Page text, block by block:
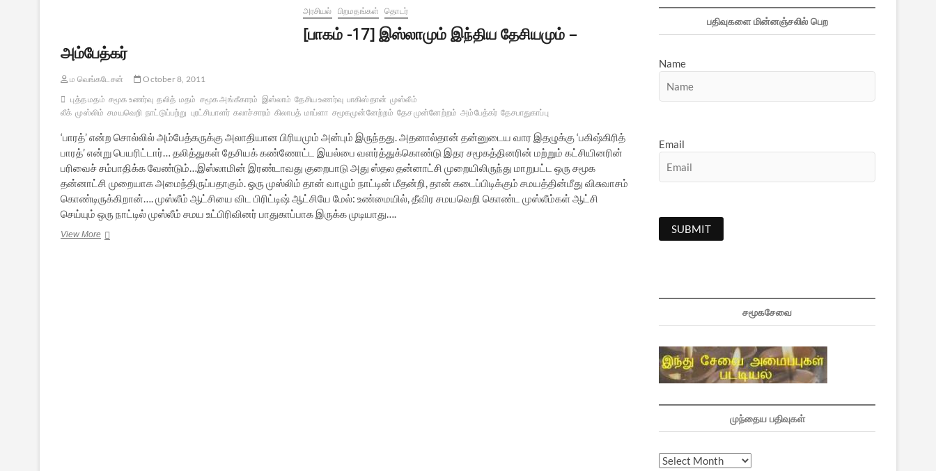
அரசியல் பிறமதங்கள் தொடர்
[பாகம் -17] இஸ்லாமும் இந்திய தேசியமும் –
அம்பேத்கர்
ம வெங்கடேசன்
October 8, 2011
புத்த மதம் சமூக உணர்வு தலித் மதம் சமூக அங்கீகாரம் இஸ்லாம் தேசிய உணர்வு பாகிஸ்தான் முஸ்லீம்
லீக் முஸ்லிம் சமயவெறி நாட்டுப்பற்று புரட்சியாளர் கலாச்சாரம் கிலாபத் மாப்ளா சமூகமுன்னேற்றம் தேச முன்னேற்றம் அம்பேத்கர் தேசபாதுகாப்பு
‘பாரத்’ என்ற சொல்லில் அம்பேத்கருக்கு அலாதியான பிரியமும் அன்பும் இருந்தது. அதனால்தான் தன்னுடைய வார இதழுக்கு ‘பகிஷ்கிரித்
பாரத்’ என்று பெயரிட்டார்… தலித்துகள் தேசியக் கண்ணோட்ட இயல்பை வளர்த்துக்கொண்டு இதர சமூகத்தினரின் மற்றும் கட்சியினரின்
பரிவைச் சம்பாதிக்க வேண்டும்…இஸ்லாமின் இரண்டாவது குறைபாடு அது ஸ்தல தன்னாட்சி முறையிலிருந்து மாறுபட்ட ஒரு சமூக
தன்னாட்சி முறையாக அமைந்திருப்பதாகும். ஒரு முஸ்லிம் தான் வாழும் நாட்டின் மீதன்றி, தான் கடைப்பிடிக்கும் சமயத்தின்மீது விசுவாசம்
கொண்டிருக்கிறான்…. முஸ்லீம் ஆட்சியை விட பிரிட்டிஷ் ஆட்சியே மேல்: உண்மையில், தீவிர சமயவெறி கொண்ட முஸ்லீம்கள் ஆட்சி
செய்யும் ஒரு நாட்டில் முஸ்லீம் சமய உட்பிரிவினர் பாதுகாப்பாக இருக்க முடியாது….
View More[பாகம்
பதிவுகளை மின்னஞ்சலில் பெற
Name
Email
சமூகசேவை
முந்தைய பதிவுகள்
முந்தைய